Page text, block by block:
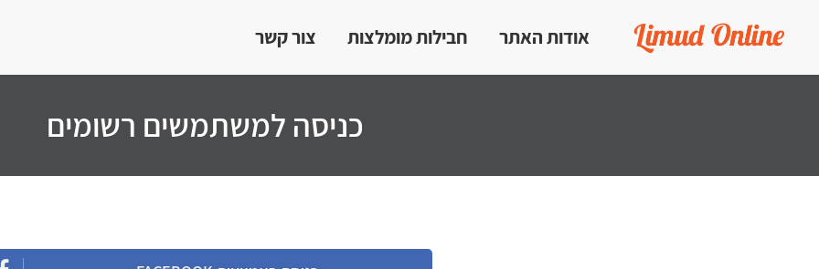
אודות האתר חבילות מומלצות צור קשר
כניסה למשתמשים רשומים